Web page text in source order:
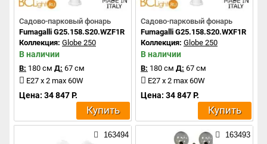
Садово-парковый фонарь
Fumagalli G25.158.S20.WZF1R
Коллекция: Globe 250
В наличии
В: 180 см Д: 67 см
E27 x 2 max 60W
Цена: 34 847 Р.
Купить
Садово-парковый фонарь
Fumagalli G25.158.S20.WXF1R
Коллекция: Globe 250
В наличии
В: 180 см Д: 67 см
E27 x 2 max 60W
Цена: 34 847 Р.
Купить
163494 163493